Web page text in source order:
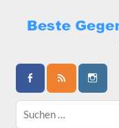
content
Bernhard